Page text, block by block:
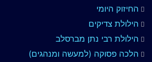
החיזוק היומי
הילולת צדיקים
הילולת רבי נתן מברסלב
הלכה פסוקה (למעשה ומנהגים)